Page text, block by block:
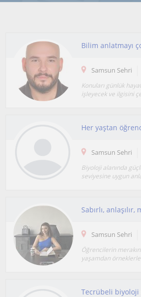
Samsun Sehri
Konuları günlük
işleyecek ve ilgisini
Her yaştan
Samsun Sehri
Biyoloji alanında
seviyesine uygun
Sabırlı,
Samsun Sehri
Öğrencilerin
yaşamdan örneklerle